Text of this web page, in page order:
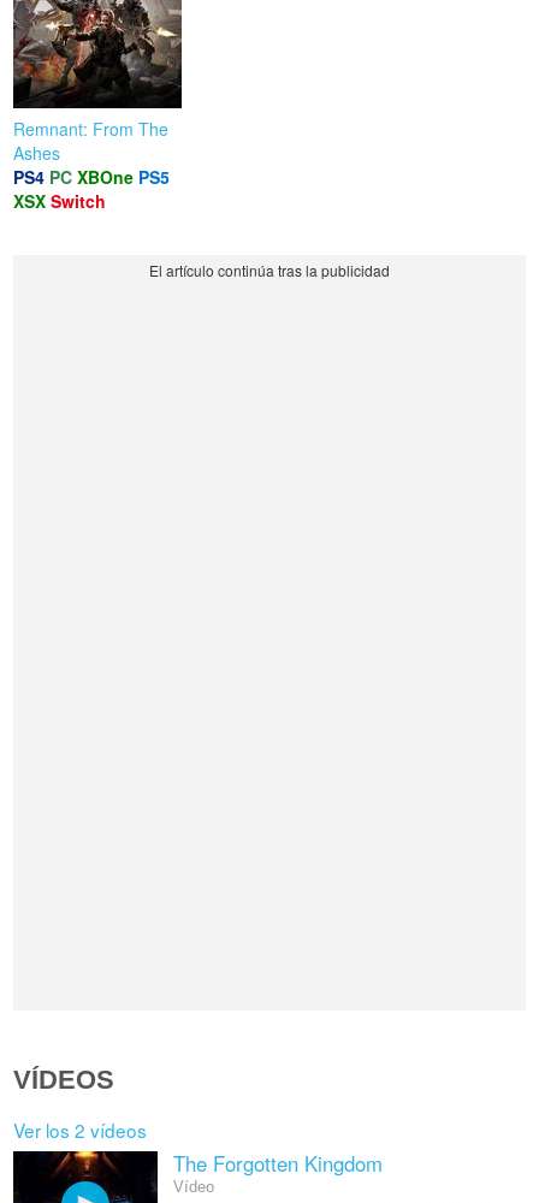
Remnant: From The
Ashes
PS4 PC XBOne PS5
XSX Switch
VÍDEOS
Ver los 2 vídeos
The Forgotten Kingdom
Vídeo